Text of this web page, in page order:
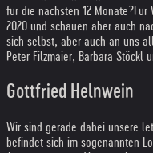
für die nächsten 12 Monate?Für
2020 und schauen aber auch
sich selbst, aber auch an uns
Peter Filzmaier, Barbara Stöckl
Gottfried Helnwein
Wir sind gerade dabei unsere
befindet sich im sogenannten